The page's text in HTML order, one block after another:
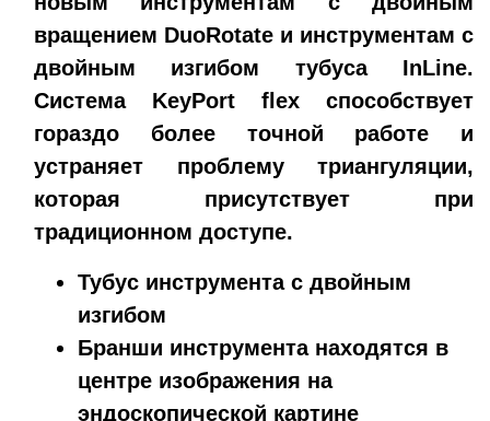
вращением DuoRotate и инструментам с
двойным изгибом тубуса
InLine.
Система
KeyPort flex
способствует
гораздо более точной работе и
устраняет проблему триангуляции,
которая присутствует при
традиционном доступе.
Тубус инструмента с двойным
изгибом
Бранши инструмента находятся в
центре изображения на
эндоскопической картине